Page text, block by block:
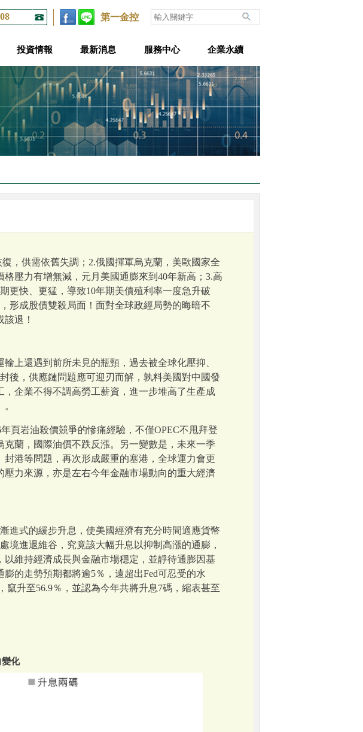
第一金控
投資情報 最新消息 服務中心 企業永續
，供需依舊失調；2.俄國揮軍烏克蘭，美歐國家全
壓力有增無減，元月美國通膨來到40年新高；3.高
更快、更猛，導致10年期美債殖利率一度急升破
形成股債雙殺局面！面對全球政經局勢的晦暗不
退！
上還遇到前所未見的瓶頸，過去被全球化壓抑、
後，供應鏈問題應可迎刃而解，孰料美國對中國發
企業不得不調高勞工薪資，進一步堆高了生產成
頁岩油殺價競爭的慘痛經驗，不僅OPEC不甩拜登
蘭，國際油價不跌反漲。另一變數是，未來一季
港等問題，再次形成嚴重的塞港，全球運力會更
力來源，亦是左右今年金融市場動向的重大經濟
進式的緩步升息，使美國經濟有充分時間適應貨幣
境進退維谷，究竟該大幅升息以抑制高漲的通膨，
維持經濟成長與金融市場穩定，並靜待通膨因基
的走勢預期都將逾5％，遠超出Fed可忍受的水
竄升至56.9％，並認為今年共將升息7碼，縮表甚至
化